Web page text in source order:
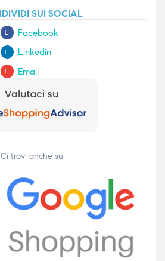
SUI SOCIAL
Facebook
Linkedin
Email
Ci trovi anche su